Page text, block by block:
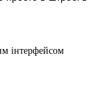
інтерфейсом